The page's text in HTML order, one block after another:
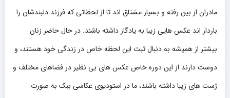
مادران از بین رفته و بسیار مشتاق اند تا از لحظاتی که فرزند دلبندشان را
باردار اند عکس هایی زیبا به یادگار داشته باشند. در حال حاضر زنان
بیشتر از همیشه به دنبال ثبت این لحظه خاص در زندگی خود هستند، و
دوست دارند از این دوره خاص عکس های بی نظیر در فضاهای مختلف و
ژست های زیبا داشته باشند، ما در استودیوی عکاسی ببک به صورت